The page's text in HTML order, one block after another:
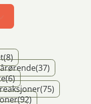
(8)
(37)
(6)
(75)
(92)